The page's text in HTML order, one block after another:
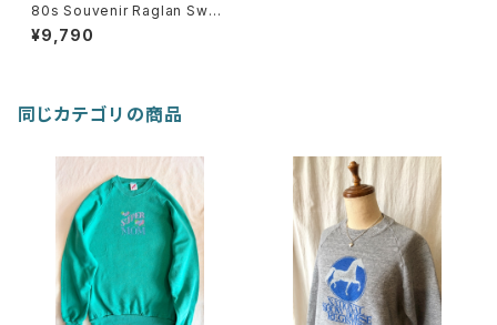
80s Souvenir Raglan Swea
tshirt
¥9,790
同じカテゴリの商品